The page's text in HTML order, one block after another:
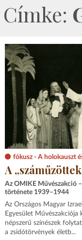
Címke:
fókusz - A holokauszt
A
Az OMIKE Művészakció
története 1939–1944
Az Országos Magyar
Egyesület
népszerű színészek
a zsidótörvények életb...